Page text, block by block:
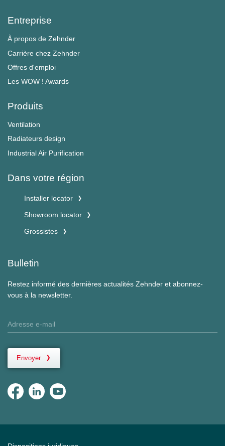
Entreprise
À propos de Zehnder
Carrière chez Zehnder
Offres d'emploi
Les WOW ! Awards
Produits
Ventilation
Radiateurs design
Industrial Air Purification
Dans votre région
Installer locator
Showroom locator
Grossistes
Bulletin
Restez informé des dernières actualités Zehnder et abonnez-
vous à la newsletter.
Envoyer